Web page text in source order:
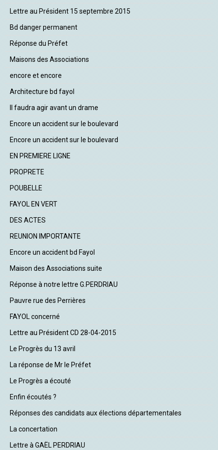
Lettre au Président 15 septembre 2015
Bd danger permanent
Réponse du Préfet
Maisons des Associations
encore et encore
Architecture bd fayol
Il faudra agir avant un drame
Encore un accident sur le boulevard
Encore un accident sur le boulevard
EN PREMIERE LIGNE
PROPRETE
POUBELLE
FAYOL EN VERT
DES ACTES
REUNION IMPORTANTE
Encore un accident bd Fayol
Maison des Associations suite
Réponse à notre lettre G.PERDRIAU
Pauvre rue des Perrières
FAYOL concerné
Lettre au Président CD 28-04-2015
Le Progrès du 13 avril
La réponse de Mr le Préfet
Le Progrès a écouté
Enfin écoutés ?
Réponses des candidats aux élections départementales
La concertation
Lettre à GAËL PERDRIAU